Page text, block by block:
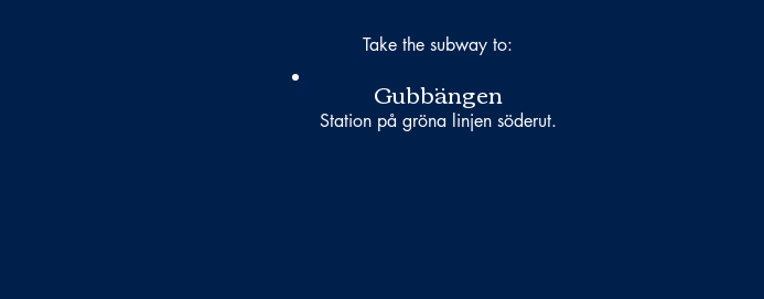
Take the subway to:
Gubbängen
Station på gröna linjen söderut.